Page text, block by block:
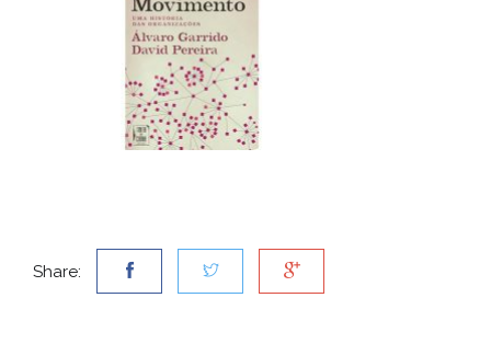
Share: